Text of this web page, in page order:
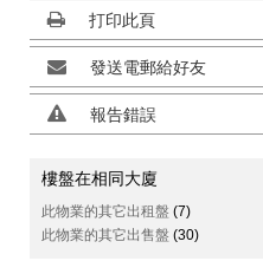
打印此頁
發送電郵給好友
報告錯誤
樓盤在相同大廈
此物業的其它出租盤 (7)
此物業的其它出售盤 (30)